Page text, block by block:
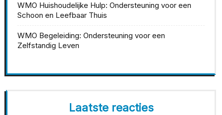
WMO Huishoudelijke Hulp: Ondersteuning voor een
Schoon en Leefbaar Thuis
WMO Begeleiding: Ondersteuning voor een
Zelfstandig Leven
Laatste reacties